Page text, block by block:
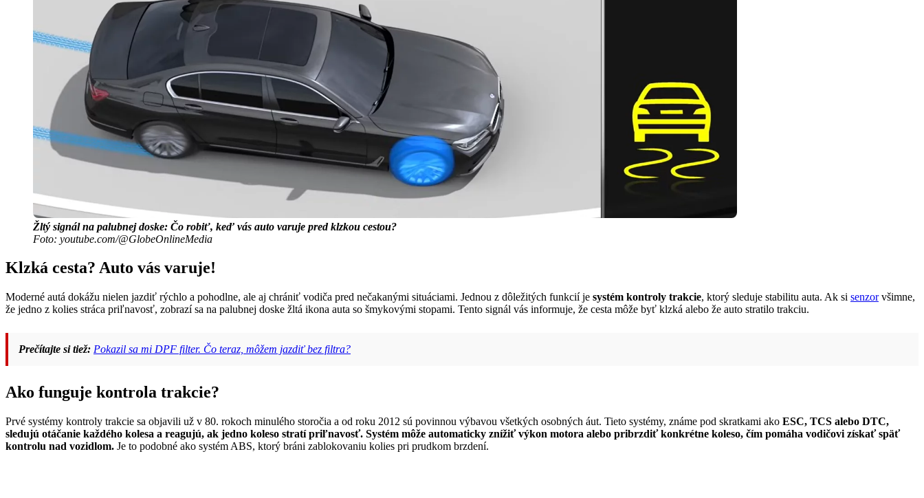
Žltý signál na palubnej doske: Čo robiť, keď vás auto varuje pred klzkou cestou?
Foto: youtube.com/@GlobeOnlineMedia
Klzká cesta? Auto vás varuje!
Moderné autá dokážu nielen jazdiť rýchlo a pohodlne, ale aj chrániť vodiča pred nečakanými situáciami. Jednou z dôležitých funkcií je systém kontroly trakcie, ktorý sleduje stabilitu auta. Ak si senzorvšimne,
že jedno z kolies stráca priľnavosť, zobrazí sa na palubnej doske žltá ikona auta so šmykovými stopami. Tento signál vás informuje, že cesta môže byť klzká alebo že auto stratilo trakciu.
Prečítajte si tiež: Pokazil sa mi DPF filter. Čo teraz, môžem jazdiť bez filtra?
Ako funguje kontrola trakcie?
Prvé systémy kontroly trakcie sa objavili už v 80. rokoch minulého storočia a od roku 2012 sú povinnou výbavou všetkých osobných áut. Tieto systémy, známe pod skratkami ako ESC, TCS alebo DTC,
sledujú otáčanie každého kolesa a reagujú, ak jedno koleso stratí priľnavosť. Systém môže automaticky znížiť výkon motora alebo pribrzdiť konkrétne koleso, čím pomáha vodičovi získať späť
kontrolu nad vozidlom. Je to podobné ako systém ABS, ktorý bráni zablokovaniu kolies pri prudkom brzdení.